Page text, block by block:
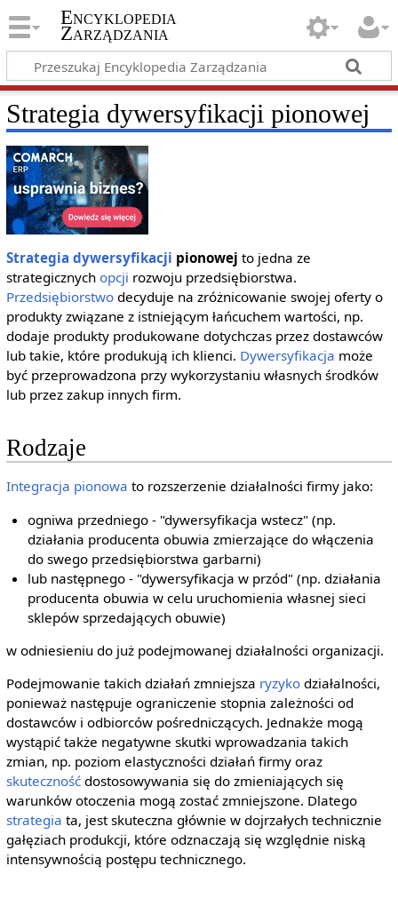
Encyklopedia
Zarządzania
Strategia dywersyfikacji pionowej
Strategia dywersyfikacji pionowej to jedna ze
strategicznych opcji rozwoju przedsiębiorstwa.
Przedsiębiorstwodecyduje na zróżnicowanie swojej oferty o
produkty związane z istniejącym łańcuchem wartości, np.
dodaje produkty produkowane dotychczas przez dostawców
lub takie, które produkują ich klienci. Dywersyfikacja może
być przeprowadzona przy wykorzystaniu własnych środków
lub przez zakup innych firm.
Rodzaje
Integracja pionowa to rozszerzenie działalności firmy jako:
ogniwa przedniego - "dywersyfikacja wstecz" (np.
działania producenta obuwia zmierzające do włączenia
do swego przedsiębiorstwa garbarni)
lub następnego - "dywersyfikacja w przód" (np. działania
producenta obuwia w celu uruchomienia własnej sieci
sklepów sprzedających obuwie)
w odniesieniu do już podejmowanej działalności organizacji.
Podejmowanie takich działań zmniejsza ryzykodziałalności,
ponieważ następuje ograniczenie stopnia zależności od
dostawców i odbiorców pośredniczących. Jednakże mogą
wystąpić także negatywne skutki wprowadzania takich
zmian, np. poziom elastyczności działań firmy oraz
skutecznośćdostosowywania się do zmieniających się
warunków otoczenia mogą zostać zmniejszone. Dlatego
strategia ta, jest skuteczna głównie w dojrzałych technicznie
gałęziach produkcji, które odznaczają się względnie niską
intensywnością postępu technicznego.